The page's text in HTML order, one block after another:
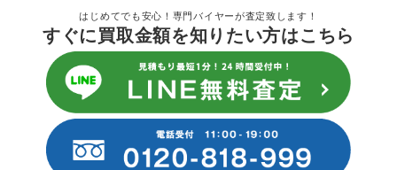
はじめてでも安心！専門バイヤーが査定致します！
すぐに買取金額を知りたい方はこちら